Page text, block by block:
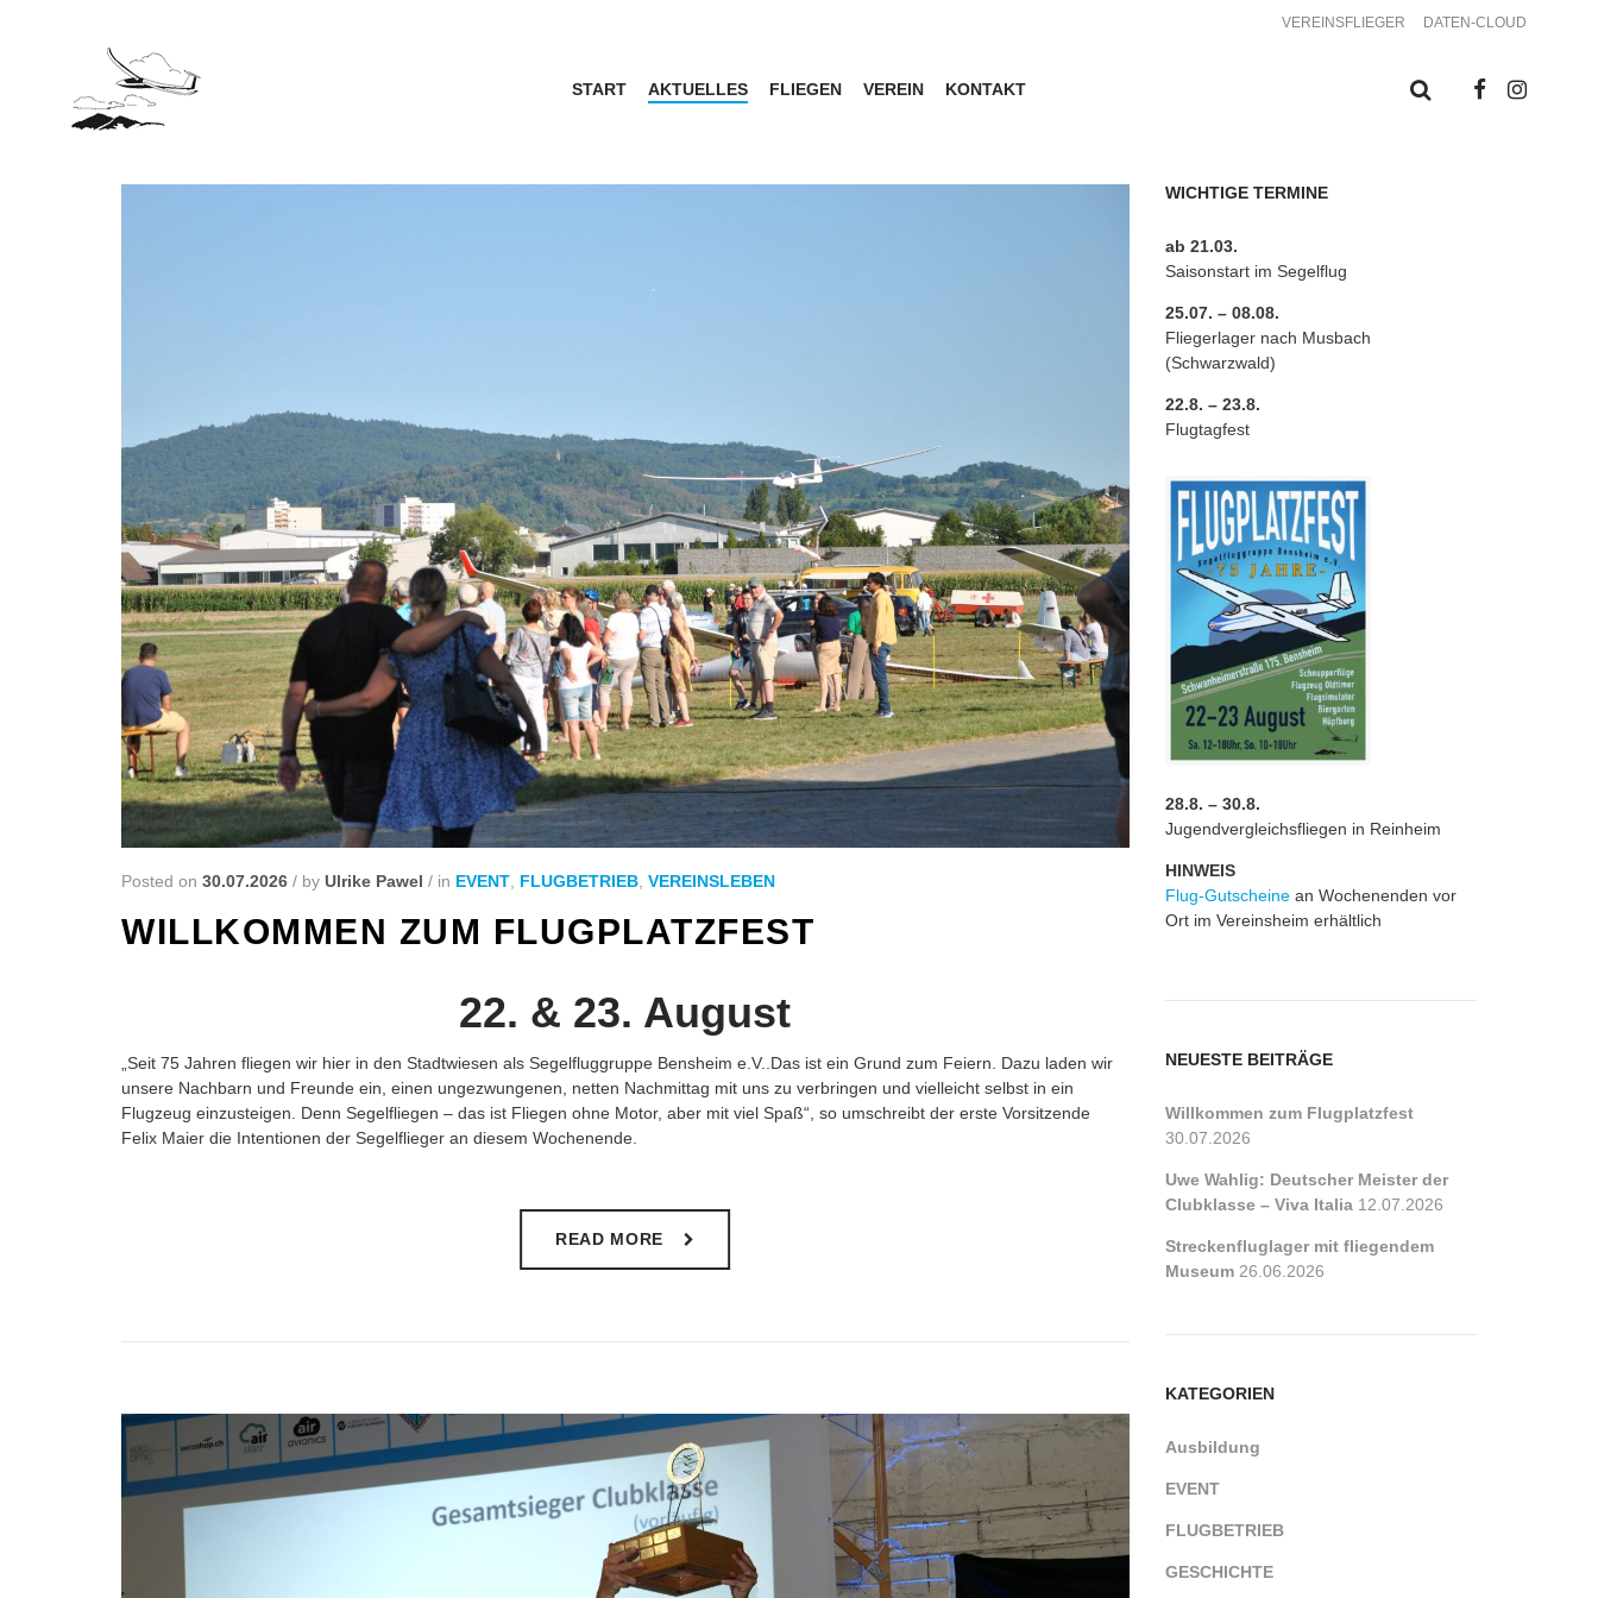
VEREINSFLIEGER DATEN-CLOUD
START AKTUELLES FLIEGEN VEREIN KONTAKT
Posted on 30.07.2026 / by Ulrike Pawel / in EVENT FLUGBETRIEB VEREINSLEBEN
WILLKOMMEN ZUM FLUGPLATZFEST
22. & 23. August
„Seit 75 Jahren fliegen wir hier in den Stadtwiesen als Segelfluggruppe Bensheim e.V..Das ist ein Grund zum Feiern. Dazu laden wir
unsere Nachbarn und Freunde ein, einen ungezwungenen, netten Nachmittag mit uns zu verbringen und vielleicht selbst in ein
Flugzeug einzusteigen. Denn Segelfliegen – das ist Fliegen ohne Motor, aber mit viel Spaß“, so umschreibt der erste Vorsitzende
Felix Maier die Intentionen der Segelflieger an diesem Wochenende.
READ MORE
WICHTIGE TERMINE
ab 21.03.
Saisonstart im Segelflug
25.07. – 08.08.
Fliegerlager nach Musbach
(Schwarzwald)
22.8. – 23.8.
Flugtagfest
28.8. – 30.8.
Jugendvergleichsfliegen in Reinheim
HINWEIS
Flug-Gutscheinean Wochenenden vor
Ort im Vereinsheim erhältlich
NEUESTE BEITRÄGE
Willkommen zum Flugplatzfest
30.07.2026
Uwe Wahlig: Deutscher Meister der
Clubklasse – Viva Italia 12.07.2026
Streckenfluglager mit fliegendem
Museum 26.06.2026
KATEGORIEN
Ausbildung
EVENT
FLUGBETRIEB
GESCHICHTE